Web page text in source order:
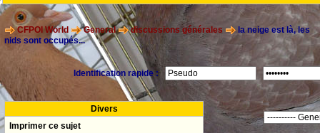
CFPOI World General discussions générales
la neige est là, les
nids sont occupés...
Identification rapide :
Divers
Imprimer ce sujet